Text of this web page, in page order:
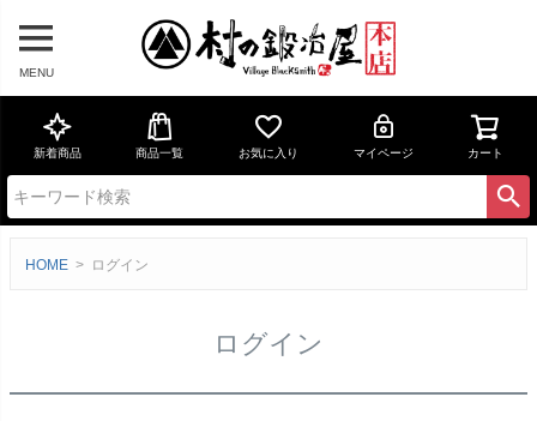
MENU
新着商品 商品一覧 お気に入り マイページ カート
HOME ログイン
ログイン